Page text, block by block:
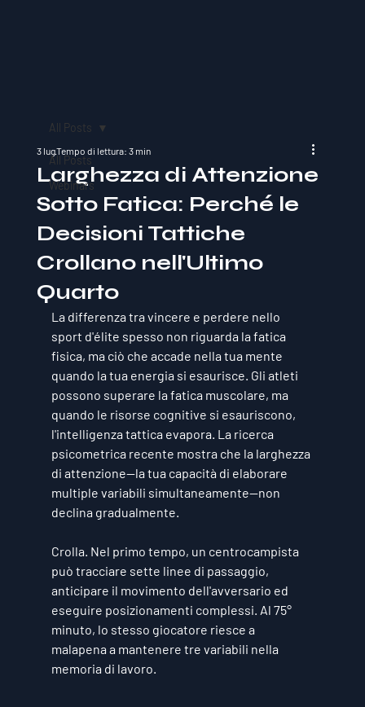
All Posts
Webinars
All Posts
Larghezza di Attenzione
Sotto Fatica: Perché le
Decisioni Tattiche
Crollano nell'Ultimo
Quarto
3 lugTempo di lettura: 3 min
La differenza tra vincere e perdere nello
sport d'élite spesso non riguarda la fatica
fisica, ma ciò che accade nella tua mente
quando la tua energia si esaurisce. Gli atleti
possono superare la fatica muscolare, ma
quando le risorse cognitive si esauriscono,
l'intelligenza tattica evapora. La ricerca
psicometrica recente mostra che la larghezza
di attenzione—la tua capacità di elaborare
multiple variabili simultaneamente—non
declina gradualmente.
Crolla. Nel primo tempo, un centrocampista
può tracciare sette linee di passaggio,
anticipare il movimento dell'avversario ed
eseguire posizionamenti complessi. Al 75°
minuto, lo stesso giocatore riesce a
malapena a mantenere tre variabili nella
memoria di lavoro.